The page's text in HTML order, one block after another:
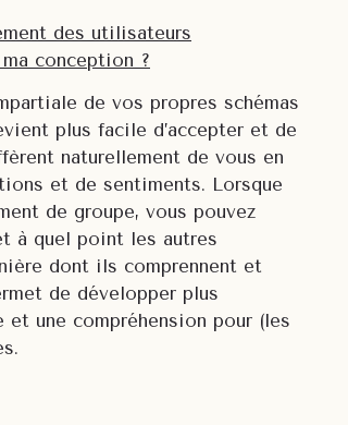
des utilisateurs
conception ?
de vos propres schémas
plus facile d’accepter et de
naturellement de vous en
et de sentiments. Lorsque
de groupe, vous pouvez
à quel point les autres
dont ils comprennent et
de développer plus
une compréhension pour (les